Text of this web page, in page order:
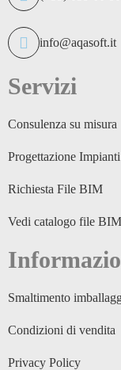
info@aqasoft.it
Servizi
Consulenza su misura
Progettazione
Richiesta File BIM
Vedi catalogo file BIM
Smaltimento
Condizioni di vendita
Privacy Policy